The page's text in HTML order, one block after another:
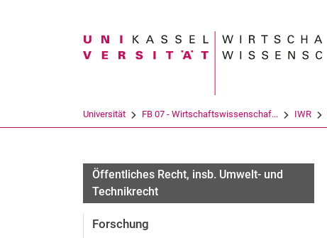
Suchbegriff
Universität FB 07 - Wirtschaftswissenschaf... IWR
Öffentliches Recht, insb. Umwelt- und
Technikrecht
Forschung